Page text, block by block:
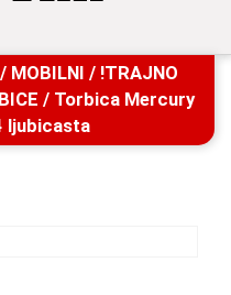
/ MOBILNI / !TRAJNO
/ Torbica Mercury
ljubicasta